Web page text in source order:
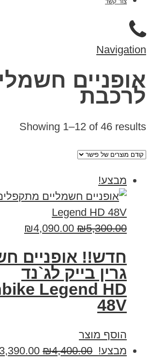
Navigation
אופניים
לרכבת
Showing 1–12 of 46 results
מבצע!
₪5,300.00
₪4,090.00
חדש!! אופניים
גרין בייק לג`נד
Legend HD
48V
הוסף מוצר
מבצע!
₪4,400.00
3,390.00